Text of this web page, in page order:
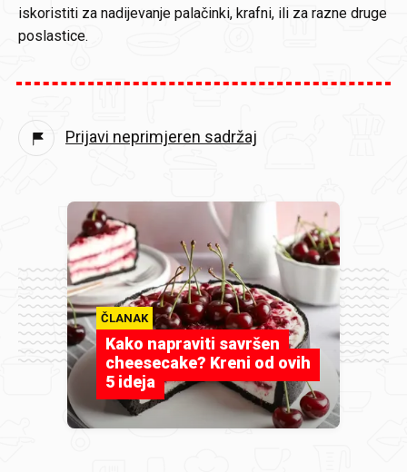
iskoristiti za nadijevanje palačinki, krafni, ili za razne druge
poslastice.
Prijavi neprimjeren sadržaj
ČLANAK
Kako napraviti savršen
cheesecake? Kreni od ovih
5 ideja